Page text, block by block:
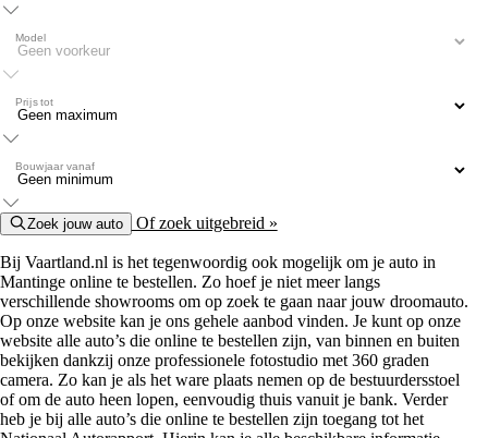
Model
Prijs tot
Bouwjaar vanaf
Zoek jouw auto Of zoek uitgebreid »
Bij Vaartland.nl is het tegenwoordig ook mogelijk om je auto in
Mantinge online te bestellen. Zo hoef je niet meer langs
verschillende showrooms om op zoek te gaan naar jouw droomauto.
Op onze website kan je ons gehele aanbod vinden. Je kunt op onze
website alle auto’s die online te bestellen zijn, van binnen en buiten
bekijken dankzij onze professionele fotostudio met 360 graden
camera. Zo kan je als het ware plaats nemen op de bestuurdersstoel
of om de auto heen lopen, eenvoudig thuis vanuit je bank. Verder
heb je bij alle auto’s die online te bestellen zijn toegang tot het